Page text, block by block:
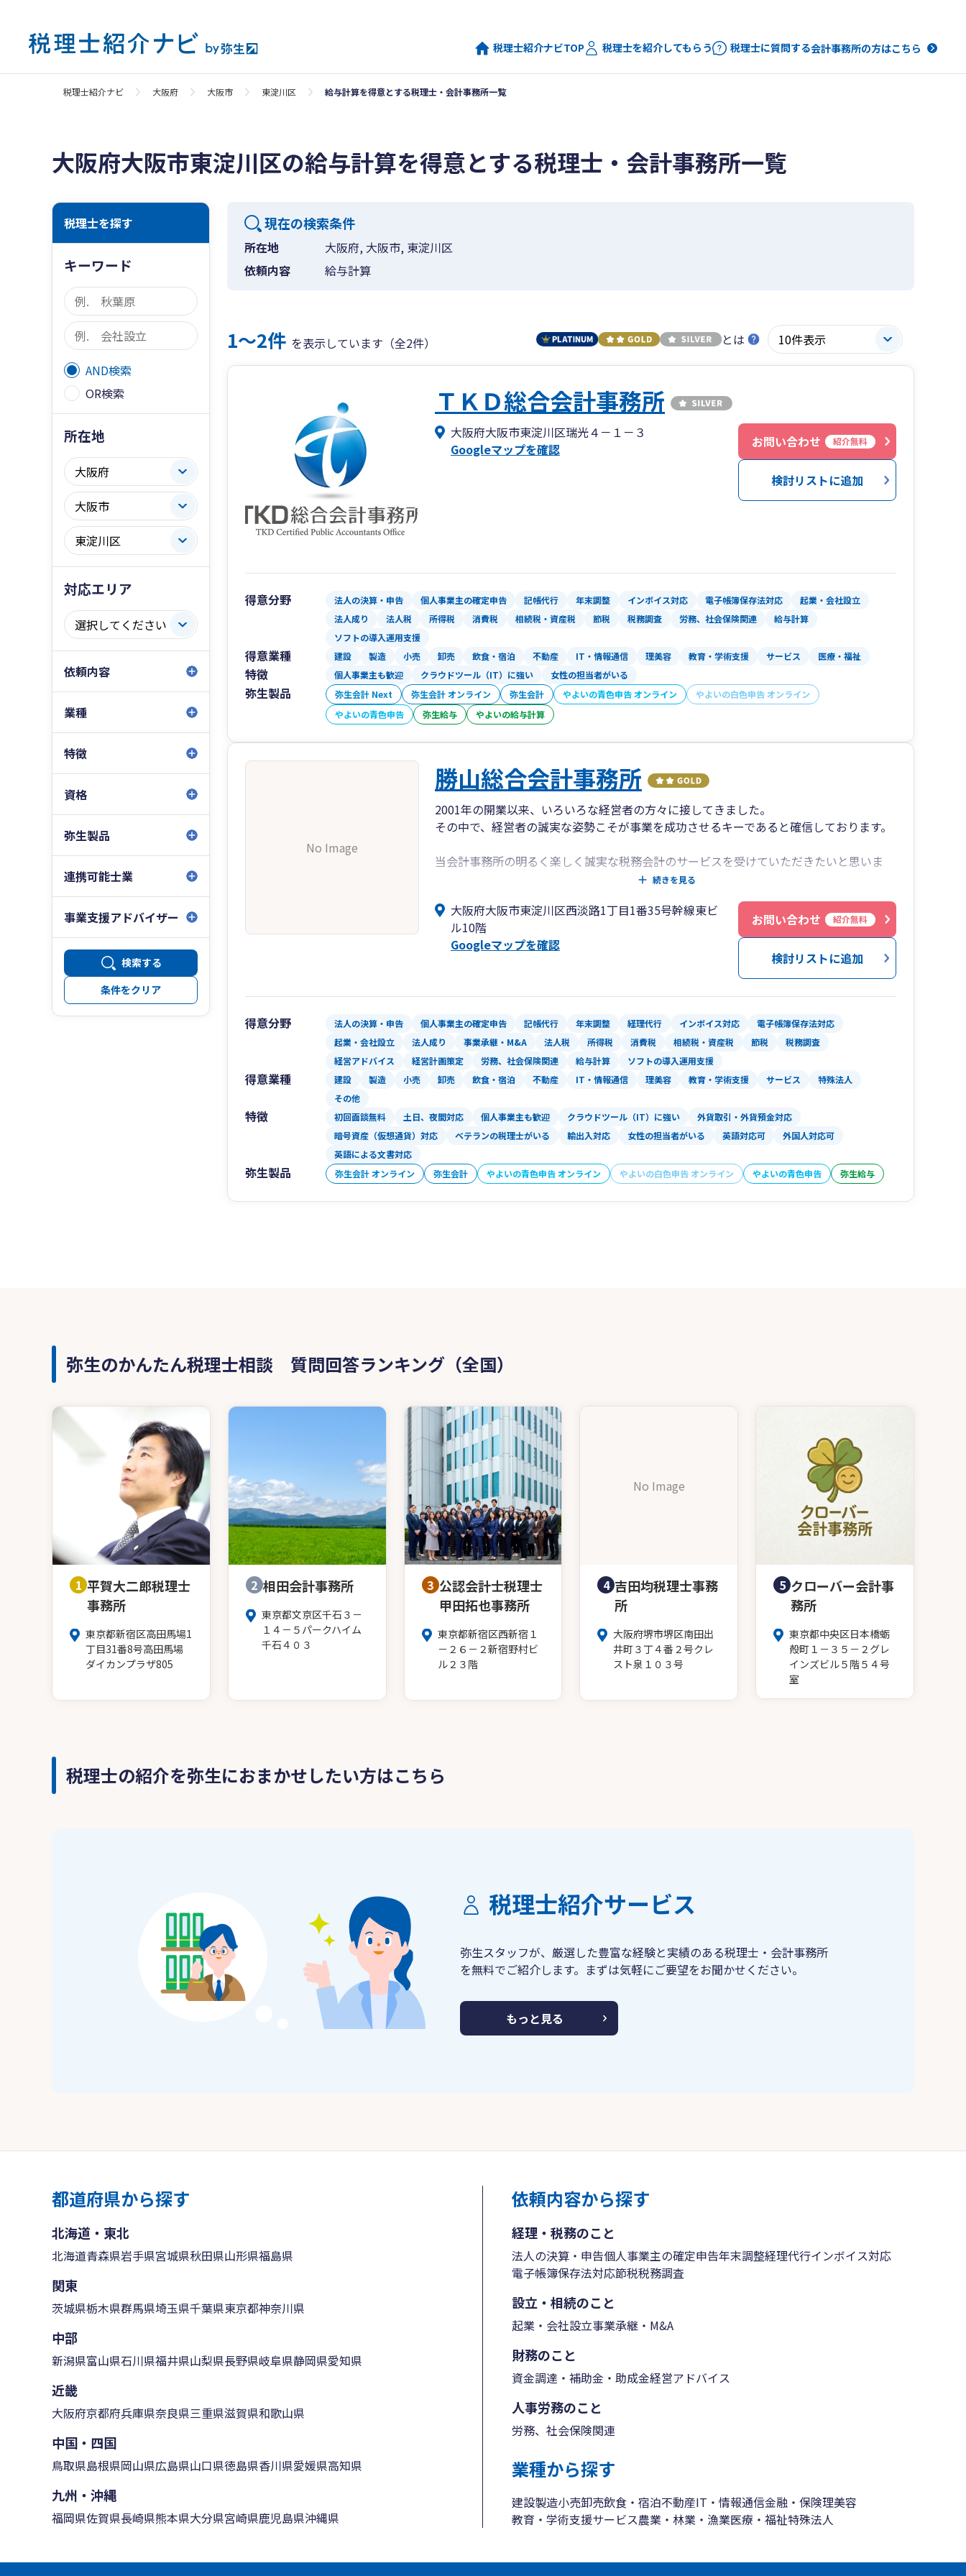
税理士紹介ナビTOP 税理士を紹介してもらう 税理士に質問する会計事務所の方はこちら
税理士紹介ナビ 大阪府 大阪市 東淀川区 給与計算を得意とする税理士・会計事務所一覧
大阪府大阪市東淀川区の給与計算を得意とする税理士・会計事務所一覧
税理士を探す
キーワード
AND検索
OR検索
所在地
対応エリア
依頼内容
業種
特徴
資格
弥生製品
連携可能士業
事業支援アドバイザー
検索する
条件をクリア
現在の検索条件
所在地
大阪府, 大阪市, 東淀川区
依頼内容
給与計算
1〜2件 を表示しています（全2件） とは
ＴＫＤ総合会計事務所
大阪府大阪市東淀川区瑞光４－１－３
Googleマップを確認
お問い合わせ 紹介無料
検討リストに追加
得意分野 法人の決算・申告 個人事業主の確定申告 記帳代行 年末調整 インボイス対応 電子帳簿保存法対応
起業・会社設立
法人成り
法人税 所得税 消費税 相続税・資産税 節税 税務調査 労務、社会保険関連
給与計算
ソフトの導入運用支援
得意業種 建設 製造 小売 卸売 飲食・宿泊 不動産 IT・情報通信 理美容 教育・学術支援 サービス 医療・福祉
特徴 個人事業主も歓迎 クラウドツール（IT）に強い 女性の担当者がいる
弥生製品 弥生会計 Next 弥生会計 オンライン 弥生会計 やよいの青色申告 オンライン
やよいの白色申告 オンライン
やよいの青色申告
弥生給与 やよいの給与計算
No Image
勝山総合会計事務所
2001年の開業以来、いろいろな経営者の方々に接してきました。
その中で、経営者の誠実な姿勢こそが事業を成功させるキーであると確信しております。
当会計事務所の明るく楽しく誠実な税務会計のサービスを受けていただきたいと思いま
どうぞよろしくお願いします。
勝山総合会計事務所（JR新大阪駅東口より徒歩１分）
続きを見る
大阪府大阪市東淀川区西淡路1丁目1番35号幹線東ビ
ル10階
Googleマップを確認
お問い合わせ 紹介無料
検討リストに追加
得意分野 法人の決算・申告 個人事業主の確定申告 記帳代行 年末調整 経理代行 インボイス対応
電子帳簿保存法対応
起業・会社設立
法人成り 事業承継・M&A 法人税 所得税 消費税 相続税・資産税 節税
税務調査
経営アドバイス
経営計画策定 労務、社会保険関連 給与計算 ソフトの導入運用支援
得意業種 建設 製造 小売 卸売 飲食・宿泊 不動産 IT・情報通信 理美容 教育・学術支援 サービス
特殊法人
その他
特徴 初回面談無料 土日、夜間対応 個人事業主も歓迎 クラウドツール（IT）に強い
外貨取引・外貨預金対応
暗号資産（仮想通貨）対応
ベテランの税理士がいる 輸出入対応 女性の担当者がいる 英語対応可
外国人対応可
英語による文書対応
弥生製品 弥生会計 オンライン 弥生会計 やよいの青色申告 オンライン やよいの白色申告 オンライン やよいの青色申告 弥生給与
弥生のかんたん税理士相談 質問回答ランキング（全国）
1 平賀大二郎税理士
事務所
東京都新宿区高田馬場1
丁目31番8号高田馬場
ダイカンプラザ805
2 相田会計事務所
東京都文京区千石３－
１４－５パークハイム
千石４０３
3 公認会計士税理士
甲田拓也事務所
東京都新宿区西新宿１
－２６－２新宿野村ビ
ル２３階
No Image
4 吉田均税理士事務
所
大阪府堺市堺区南田出
井町３丁４番２号クレ
スト泉１０３号
5 クローバー会計事
務所
東京都中央区日本橋蛎
殻町１－３５－２グレ
インズビル５階５４号
室
税理士の紹介を弥生におまかせしたい方はこちら
税理士紹介サービス
弥生スタッフが、厳選した豊富な経験と実績のある税理士・会計事務所
を無料でご紹介します。まずは気軽にご要望をお聞かせください。
もっと見る
都道府県から探す
北海道・東北
北海道青森県岩手県宮城県秋田県山形県福島県
関東
茨城県栃木県群馬県埼玉県千葉県東京都神奈川県
中部
新潟県富山県石川県福井県山梨県長野県岐阜県静岡県愛知県
近畿
大阪府京都府兵庫県奈良県三重県滋賀県和歌山県
中国・四国
鳥取県島根県岡山県広島県山口県徳島県香川県愛媛県高知県
九州・沖縄
福岡県佐賀県長崎県熊本県大分県宮崎県鹿児島県沖縄県
依頼内容から探す
経理・税務のこと
法人の決算・申告個人事業主の確定申告年末調整経理代行インボイス対応
電子帳簿保存法対応節税税務調査
設立・相続のこと
起業・会社設立事業承継・M&A
財務のこと
資金調達・補助金・助成金経営アドバイス
人事労務のこと
労務、社会保険関連
業種から探す
建設製造小売卸売飲食・宿泊不動産IT・情報通信金融・保険理美容
教育・学術支援サービス農業・林業・漁業医療・福祉特殊法人